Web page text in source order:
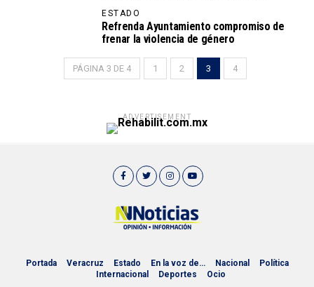
ESTADO
Refrenda Ayuntamiento compromiso de
frenar la violencia de género
PÁGINA 3 DE 4 1 2 3 4
ADVERTISEMENT
Portada Veracruz Estado En la voz de… Nacional
Política
Internacional
Deportes Ocio